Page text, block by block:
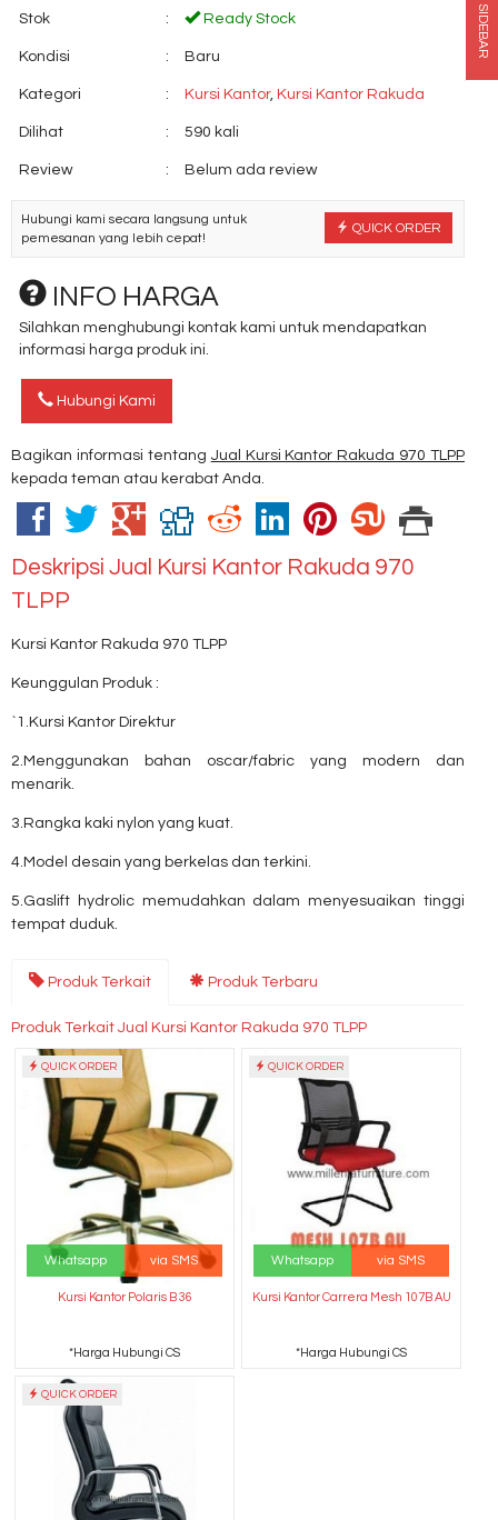
Stok : Ready Stock
Kondisi : Baru
Kategori : Kursi Kantor, Kursi Kantor Rakuda
Dilihat : 590 kali
Review : Belum ada review
QUICK ORDER
Hubungi kami secara langsung untuk
pemesanan yang lebih cepat!
INFO HARGA
Silahkan menghubungi kontak kami untuk mendapatkan
informasi harga produk ini.
Hubungi Kami
Bagikan informasi tentang Jual Kursi Kantor Rakuda 970 TLPP
kepada teman atau kerabat Anda.
Deskripsi Jual Kursi Kantor Rakuda 970
TLPP
Kursi Kantor Rakuda 970 TLPP
Keunggulan Produk :
`1.Kursi Kantor Direktur
2.Menggunakan bahan oscar/fabric yang modern dan
menarik.
3.Rangka kaki nylon yang kuat.
4.Model desain yang berkelas dan terkini.
5.Gaslift hydrolic memudahkan dalam menyesuaikan tinggi
tempat duduk.
Produk Terkait Produk Terbaru
Produk Terkait Jual Kursi Kantor Rakuda 970 TLPP
QUICK ORDER
Whatsapp via SMS
Kursi Kantor Polaris B 36
*Harga Hubungi CS
QUICK ORDER
Whatsapp via SMS
Kursi Kantor Carrera Mesh 107B AU
*Harga Hubungi CS
QUICK ORDER
SIDEBAR